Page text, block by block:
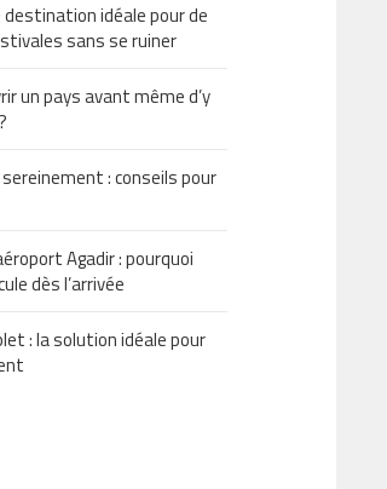
destination idéale pour de
sans se ruiner
un pays avant même d’y
: conseils pour
Agadir : pourquoi
dès l’arrivée
: la solution idéale pour